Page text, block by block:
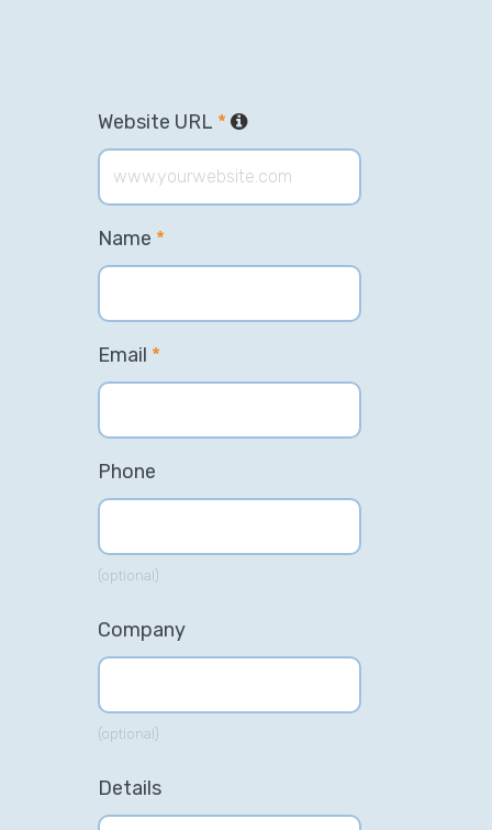
Website URL *
Name *
Email *
Phone
(optional)
Company
(optional)
Details